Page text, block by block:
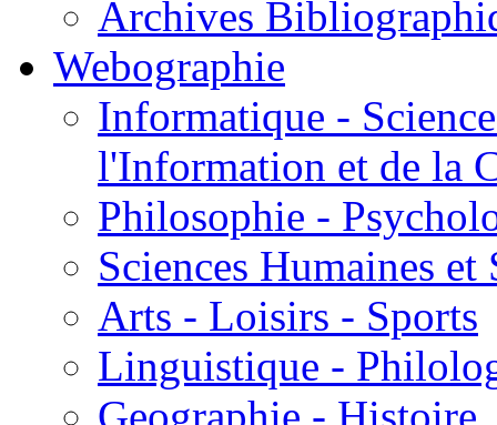
Archives
Webographie
Informatique -
l'Information et de la
Philosophie -
Sciences Humaines et
Arts - Loisirs - Sports
Linguistique -